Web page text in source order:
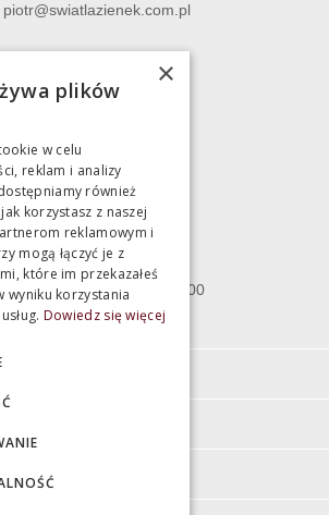
piotr@swiatlazienek.com.pl
783 043 083
Magazyn
Bartycka 24/26 Hala 100
00-716 Warszawa
- piątek 10:00 - 18:00
sobota 10:00 - 15:00
Moje konto
×
plików
w celu
reklam i analizy
również
korzystasz z naszej
reklamowym i
mogą łączyć je z
które im przekazałeś
wyniku korzystania
Dowiedz się więcej